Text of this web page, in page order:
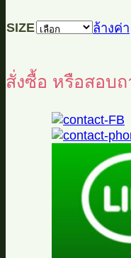
SIZE ล้างค่า
สั่งซื้อ หรือสอบ